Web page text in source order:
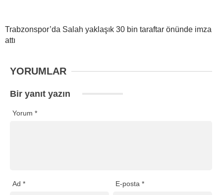
Trabzonspor’da Salah yaklaşık 30 bin taraftar önünde imza
attı
YORUMLAR
Bir yanıt yazın
Yorum *
Ad * E-posta*